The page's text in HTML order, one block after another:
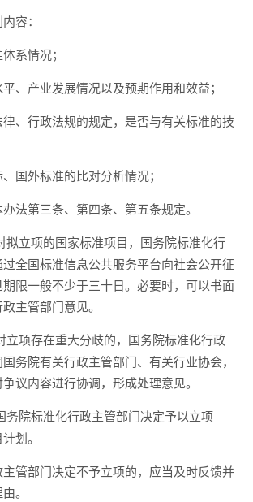
容：
系情况；
平、产业发展情况以及预期作用和效益；
律、行政法规的规定，是否与有关标准的技
、国外标准的比对分析情况；
办法第三条、第四条、第五条规定。
拟立项的国家标准项目，国务院标准化行
全国标准信息公共服务平台向社会公开征
限一般不少于三十日。必要时，可以书面
主管部门意见。
立项存在重大分歧的，国务院标准化行政
务院有关行政主管部门、有关行业协会，
议内容进行协调，形成处理意见。
务院标准化行政主管部门决定予以立项
划。
管部门决定不予立项的，应当及时反馈并
。